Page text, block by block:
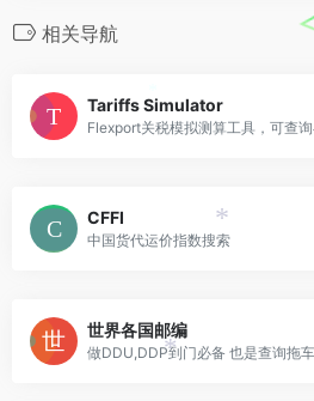
相关导航
Tariffs Simulator
Flexport关税模拟测算工具，可查
CFFI
中国货代运价指数搜索
世界各国邮编
*
*
*